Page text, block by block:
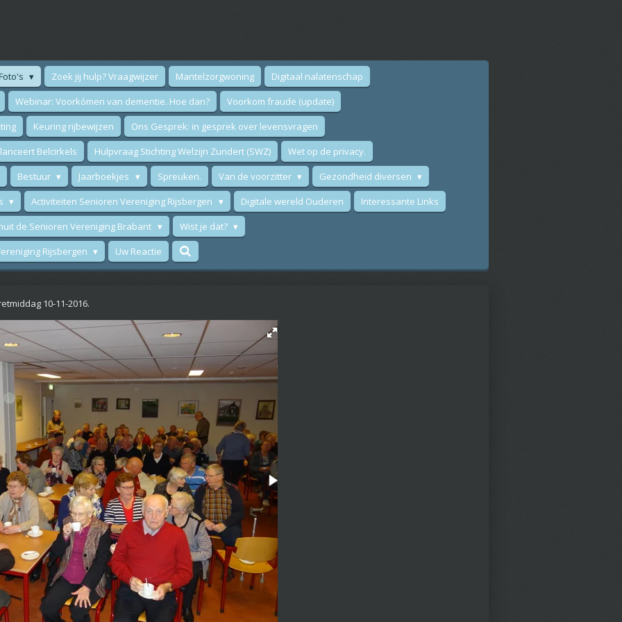
Zoek jij hulp? Vraagwijzer Mantelzorgwoning
Digitaal nalatenschap
Webinar: Voorkómen van dementie. Hoe dan?
Voorkom fraude (update)
Keuring rijbewijzen
Ons Gesprek: in gesprek over levensvragen
Belcirkels
Hulpvraag Stichting Welzijn Zundert (SWZ)
Wet op de privacy.
Bestuur Jaarboekjes Spreuken. Van de voorzitter
Gezondheid diversen
Activiteiten Senioren Vereniging Rijsbergen Digitale wereld Ouderen
Interessante Links
de Senioren Vereniging Brabant
Wist je dat?
Rijsbergen
Uw Reactie
10-11-2016.